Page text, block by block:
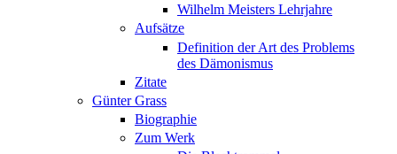
Wilhelm Meisters Lehrjahre
Aufsätze
Definition der Art des Problems
des Dämonismus
Zitate
Günter Grass
Biographie
Zum Werk